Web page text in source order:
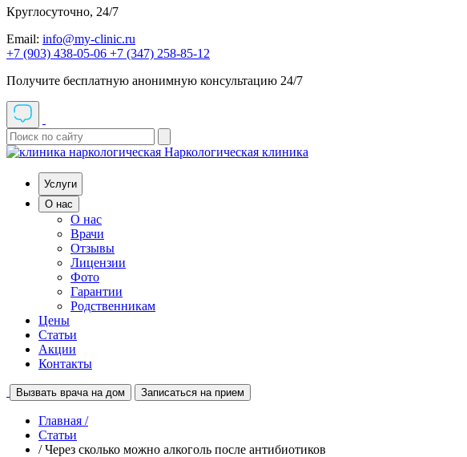
Круглосуточно, 24/7
Email: info@my-clinic.ru
+7 (903) 438-05-06 +7 (347) 258-85-12
Получите бесплатную анонимную консультацию 24/7
Наркологическая клиника
Услуги
О нас
О нас
Врачи
Отзывы
Лицензии
Фото
Гарантии
Родственникам
Цены
Статьи
Акции
Контакты
Вызвать врача на дом Записаться на прием
Главная /
Статьи
/ Через сколько можно алкоголь после антибиотиков